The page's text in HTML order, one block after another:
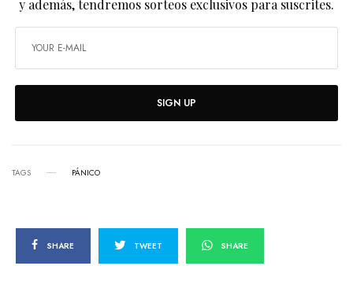
y además, tendremos sorteos exclusivos para suscrites.
SIGN UP
TAGS PÁNICO
SHARE TWEET SHARE